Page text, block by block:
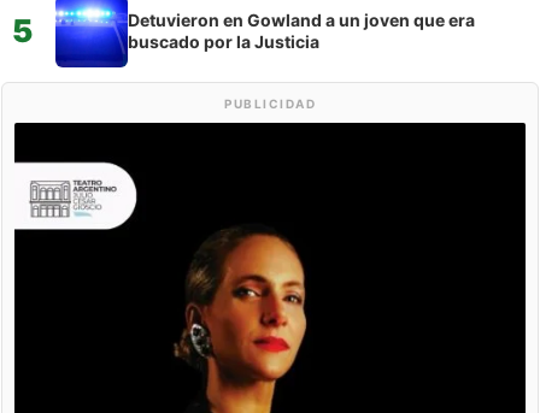
5
Detuvieron en Gowland a un joven que era
buscado por la Justicia
PUBLICIDAD